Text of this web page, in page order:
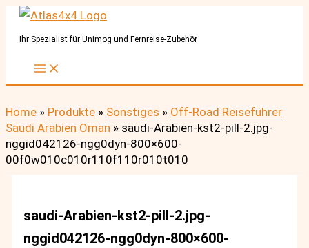
Zum
InhaltIhr Spezialist für Unimog und Fernreise-Zubehör
Home » Produkte » Sonstiges » Off-Road Reiseführer
Saudi Arabien Oman » saudi-Arabien-kst2-pill-2.jpg-
nggid042126-ngg0dyn-800×600-
00f0w010c010r110f110r010t010
saudi-Arabien-kst2-pill-2.jpg-
nggid042126-ngg0dyn-800×600-